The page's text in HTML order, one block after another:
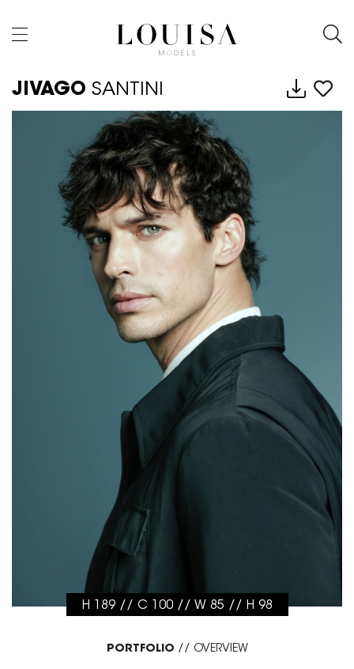
JIVAGO SANTINI
H 189 // C 100 // W 85 // H 98
PORTFOLIO // OVERVIEW